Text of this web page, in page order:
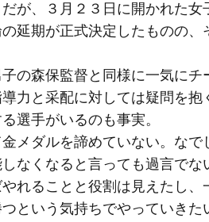
が、３月２３日に開かれた
延期が正式決定したものの
の森保監督と同様に一気にチ
力と采配に対しては疑問を
選手がいるのも事実。
金メダルを諦めていない。な
なくなると言っても過言で
れることと役割は見えたし
という気持ちでやっていきた